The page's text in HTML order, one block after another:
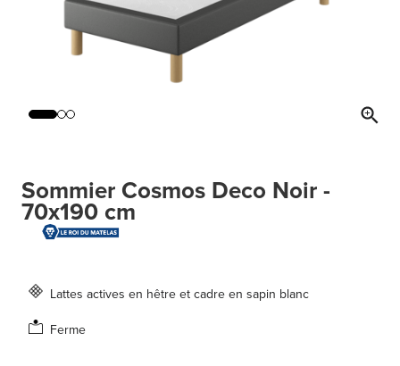
Sommier Cosmos Deco Noir -
70x190 cm
Lattes actives en hêtre et cadre en sapin blanc
Ferme